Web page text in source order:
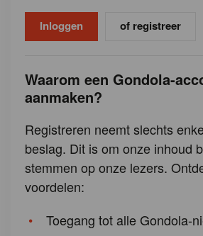
of registreer
Waarom een Gondola-
aanmaken?
Registreren neemt slechts
beslag. Dit is om onze inhoud
stemmen op onze lezers.
voordelen:
Toegang tot alle Gondola-